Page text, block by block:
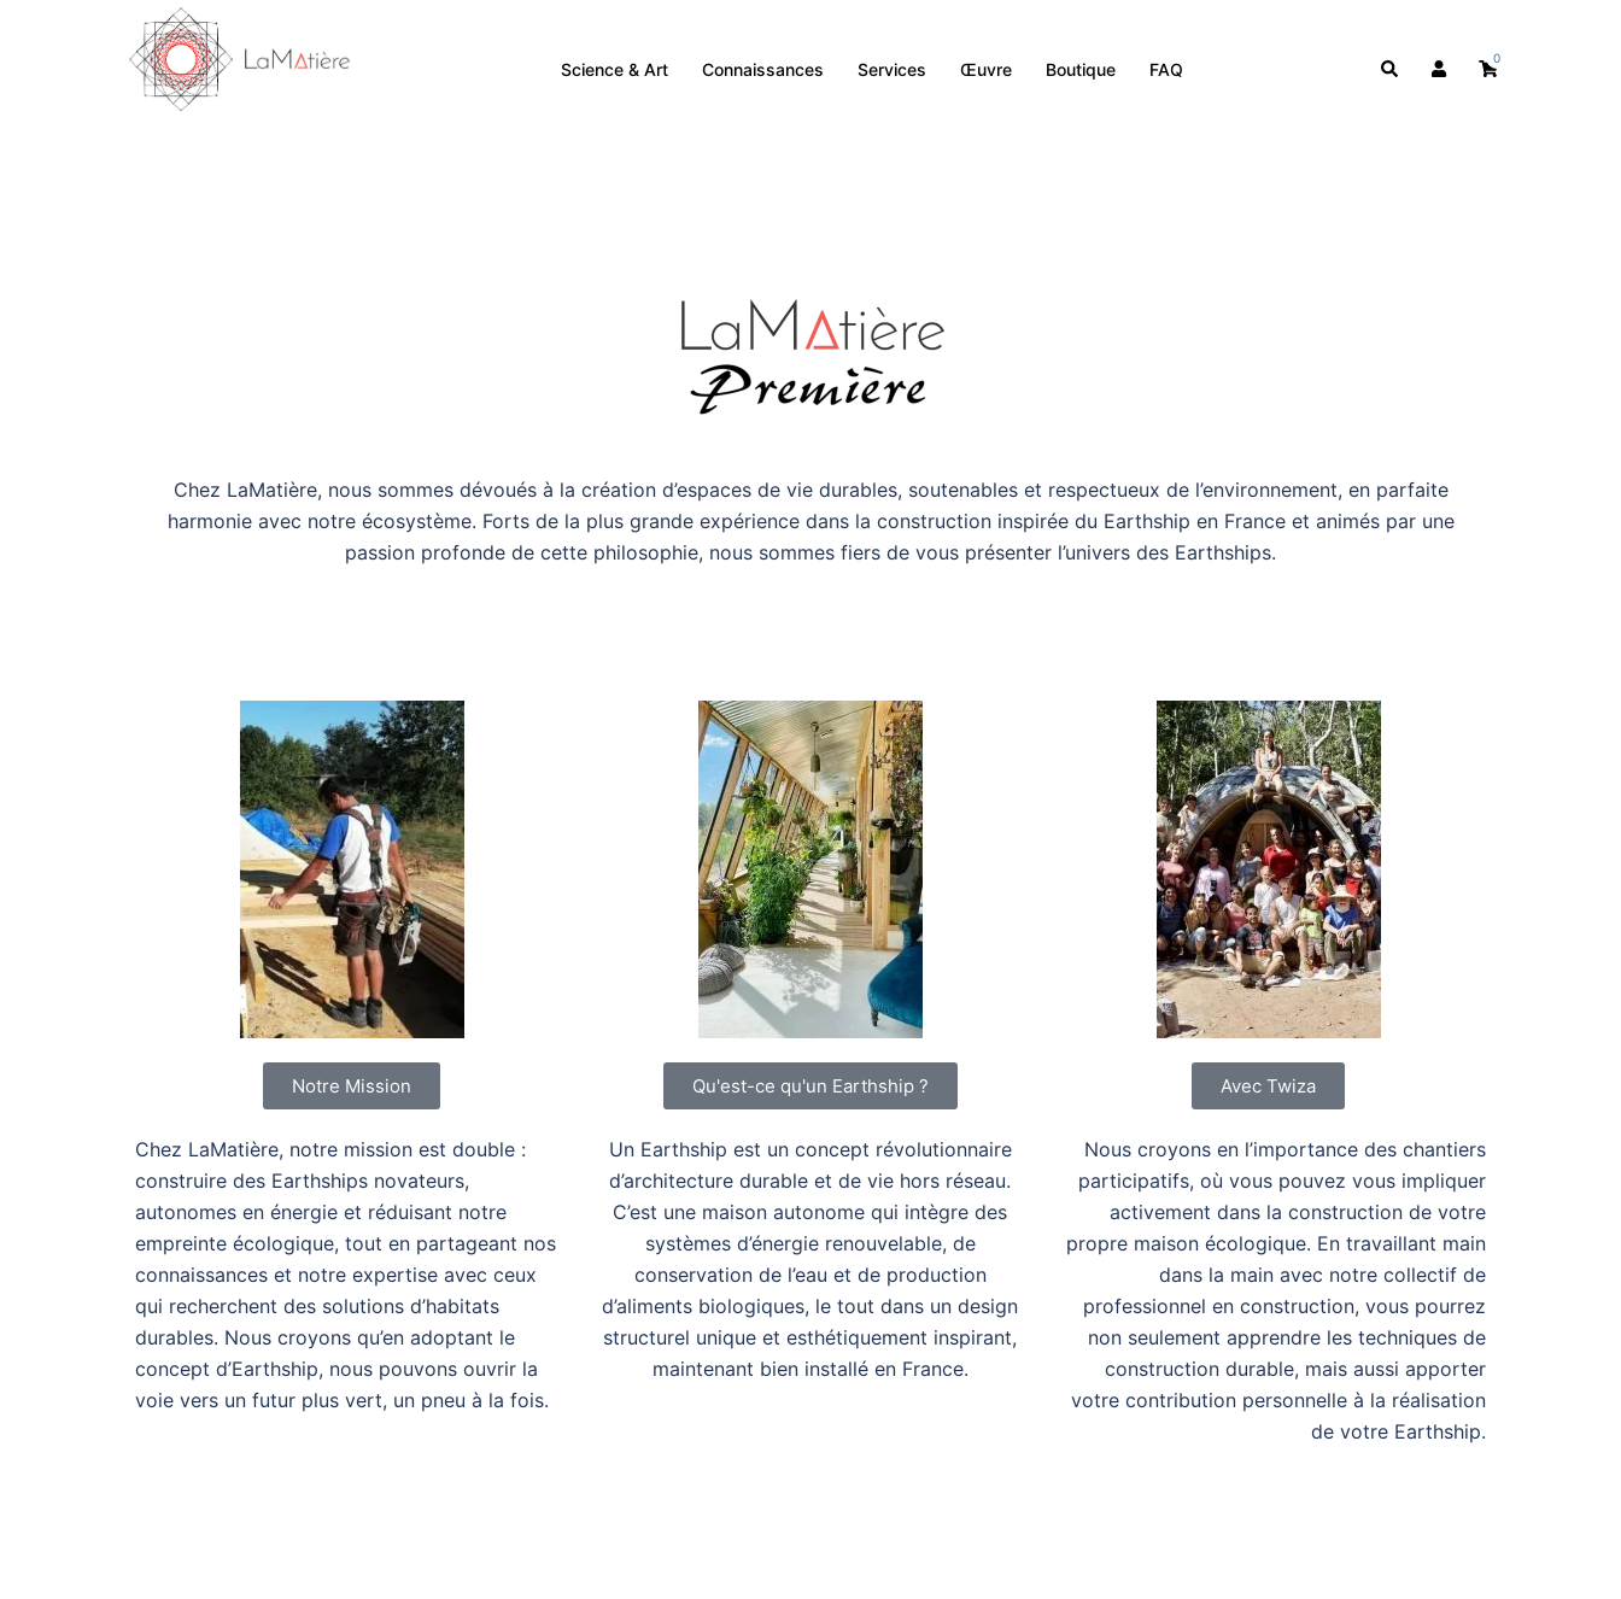
Science & Art Connaissances Services Œuvre Boutique FAQ
0
Chez LaMatière, nous sommes dévoués à la création d’espaces de vie durables, soutenables et respectueux de l’environnement, en parfaite
harmonie avec notre écosystème. Forts de la plus grande expérience dans la construction inspirée du Earthship en France et animés par une
passion profonde de cette philosophie, nous sommes fiers de vous présenter l’univers des Earthships.
Notre Mission
Chez LaMatière, notre mission est double :
construire des Earthships novateurs,
autonomes en énergie et réduisant notre
empreinte écologique, tout en partageant nos
connaissances et notre expertise avec ceux
qui recherchent des solutions d’habitats
durables. Nous croyons qu’en adoptant le
concept d’Earthship, nous pouvons ouvrir la
voie vers un futur plus vert, un pneu à la fois.
Qu'est-ce qu'un Earthship ?
Un Earthship est un concept révolutionnaire
d’architecture durable et de vie hors réseau.
C’est une maison autonome qui intègre des
systèmes d’énergie renouvelable, de
conservation de l’eau et de production
d’aliments biologiques, le tout dans un design
structurel unique et esthétiquement inspirant,
maintenant bien installé en France.
Avec Twiza
Nous croyons en l’importance des chantiers
participatifs, où vous pouvez vous impliquer
activement dans la construction de votre
propre maison écologique. En travaillant main
dans la main avec notre collectif de
professionnel en construction, vous pourrez
non seulement apprendre les techniques de
construction durable, mais aussi apporter
votre contribution personnelle à la réalisation
de votre Earthship.